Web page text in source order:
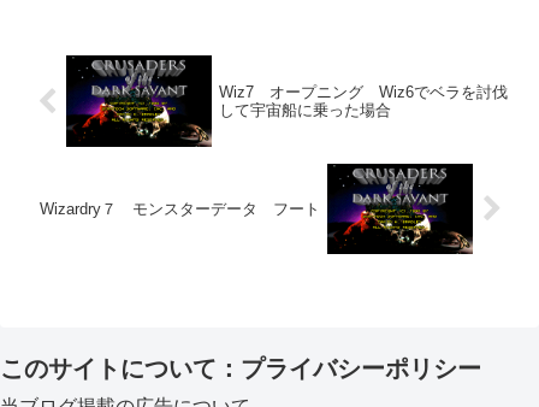
Wiz7 オープニング Wiz6でベラを討伐
して宇宙船に乗った場合
Wizardry７ モンスターデータ フート
このサイトについて：プライバシーポリシー